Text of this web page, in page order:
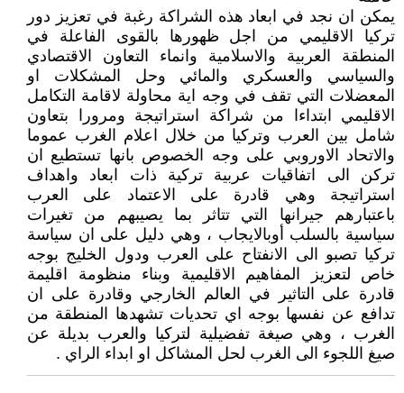
يمكن ان نجد في ابعاد هذه الشراكة رغبة في تعزيز دور
تركيا الاقليمي من اجل ظهورها بالقوى الفاعلة في
المنطقة العربية والاسلامية وانماء التعاون الاقتصادي
والسياسي والعسكري والمائي وحل المشكلات او
المعضلات التي تقف في وجه اية محاولة لاقامة التكامل
الاقليمي ابتداءا من شراكة استراتيجة ومرورا بتعاون
شامل بين العرب وتركيا من خلال اعلام الغرب عموما
والاتحاد الاوروبي على وجه الخصوص بانها تستطيع ان
تركن الى اتفاقيات عربية تركية ذات ابعاد واهداف
استراتيجة وهي قادرة على الاعتماد على العرب
باعتبارهم جيرانها التي تتاثر بما يصيبهم من تغيرات
سياسية بالسلب أوبالايجاب ، وهي دليل على ان سياسة
تركيا تصبو الى الانفتاح على العرب ودول الخليج بوجه
خاص لتعزيز المفاهيم الاقليمية وبناء منظومة اقليمة
قادرة على التاثير في العالم الخارجي وقادرة على ان
تدافع عن نفسها بوجه اي تحديات تشهدها المنطقة من
الغرب ، وهي صيغة تفضيلية لتركيا والعرب بديلة عن
صيغ اللجوء الى الغرب لحل المشاكل او ابداء الراي .